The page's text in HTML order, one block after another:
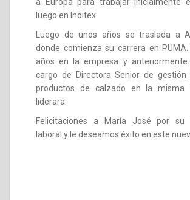
luego en Inditex.
Luego de unos años se traslada a
donde comienza su carrera en
años en la empresa y anteriormente
cargo de Directora Senior de gestión
productos de calzado en la misma
liderará.
Felicitaciones a María José por su
laboral y le deseamos éxito en este